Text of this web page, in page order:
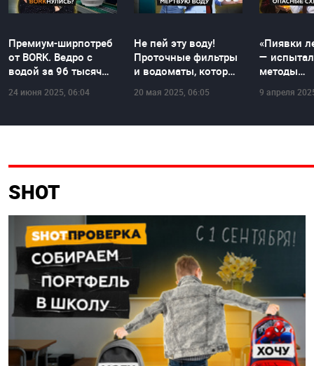
Премиум-ширпотреб
от BORK. Ведро с
водой за 96 тысяч
24 июня 2025, 06:04
Не пей эту воду!
Проточные фильтры
и водоматы, которые
20 мая 2025, 06:05
«Пиявки
—
методы
медицины
9 апреля
SHOT